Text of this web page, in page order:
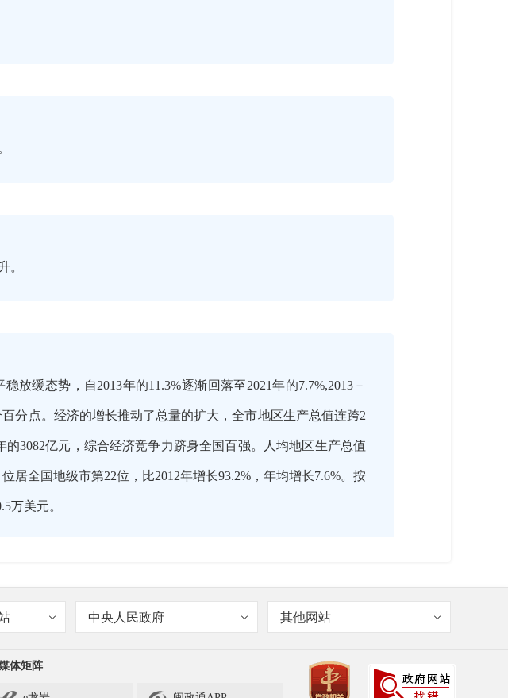
。
缓态势，自2013年的11.3%逐渐回落至2021年的7.7%,2013－
分点。经济的增长推动了总量的扩大，全市地区生产总值连跨2
3082亿元，综合经济竞争力跻身全国百强。人均地区生产总值
居全国地级市第22位，比2012年增长93.2%，年均增长7.6%。按
万美元。
消息。那龙岩的经济产业结构情况如何呢？
中央人民政府 其他网站
体矩阵